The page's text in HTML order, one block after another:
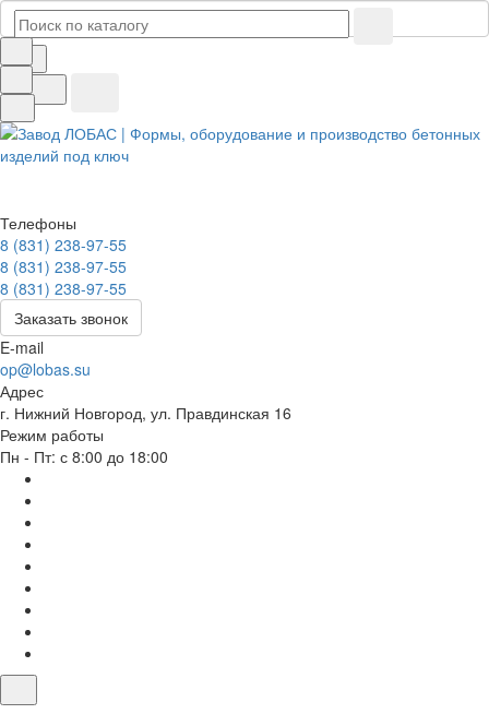
Телефоны
8 (831) 238-97-55
8 (831) 238-97-55
8 (831) 238-97-55
Заказать звонок
E-mail
op@lobas.su
Адрес
г. Нижний Новгород, ул. Правдинская 16
Режим работы
Пн - Пт: с 8:00 до 18:00